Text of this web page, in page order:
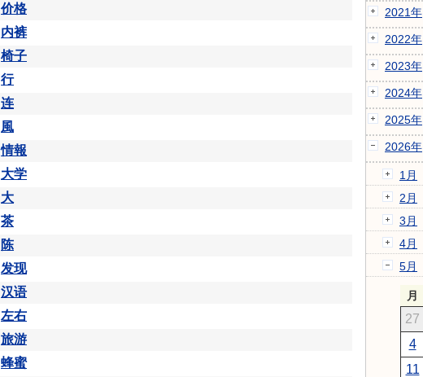
价格
内裤
椅子
行
连
風
情報
大学
大
茶
陈
发现
汉语
左右
旅游
蜂蜜
2021年
2022年
2023年
2024年
2025年
2026年
1月
2月
3月
4月
5月
月
27
4
11